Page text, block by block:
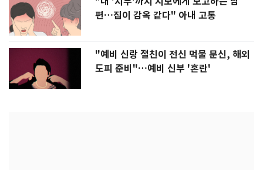
편…집이 감옥 같다" 아내 고통
"예비 신랑 절친이 전신 먹물 문신, 해외
도피 준비"…예비 신부 '혼란'